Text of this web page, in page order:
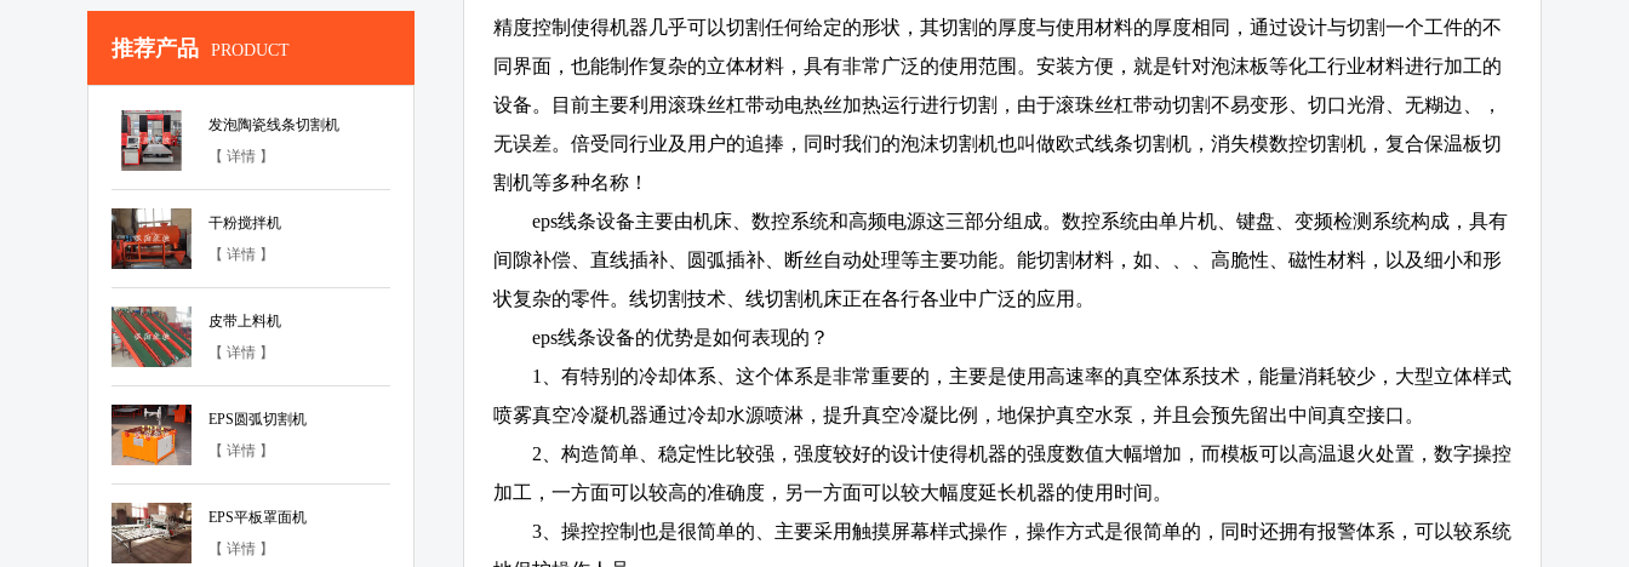
推荐产品 PRODUCT
发泡陶瓷线条切割机
【 详情 】
干粉搅拌机
【 详情 】
皮带上料机
【 详情 】
EPS圆弧切割机
【 详情 】
EPS平板罩面机
【 详情 】
精度控制使得机器几乎可以切割任何给定的形状，其切割的厚度与使用材料的厚度相同，通过设计与切割一个工件的不
同界面，也能制作复杂的立体材料，具有非常广泛的使用范围。安装方便，就是针对泡沫板等化工行业材料进行加工的
设备。目前主要利用滚珠丝杠带动电热丝加热运行进行切割，由于滚珠丝杠带动切割不易变形、切口光滑、无糊边、，
无误差。倍受同行业及用户的追捧，同时我们的泡沫切割机也叫做欧式线条切割机，消失模数控切割机，复合保温板切
割机等多种名称！
eps线条设备主要由机床、数控系统和高频电源这三部分组成。数控系统由单片机、键盘、变频检测系统构成，具有
间隙补偿、直线插补、圆弧插补、断丝自动处理等主要功能。能切割材料，如、、、高脆性、磁性材料，以及细小和形
状复杂的零件。线切割技术、线切割机床正在各行各业中广泛的应用。
eps线条设备的优势是如何表现的？
1、有特别的冷却体系、这个体系是非常重要的，主要是使用高速率的真空体系技术，能量消耗较少，大型立体样式
喷雾真空冷凝机器通过冷却水源喷淋，提升真空冷凝比例，地保护真空水泵，并且会预先留出中间真空接口。
2、构造简单、稳定性比较强，强度较好的设计使得机器的强度数值大幅增加，而模板可以高温退火处置，数字操控
加工，一方面可以较高的准确度，另一方面可以较大幅度延长机器的使用时间。
3、操控控制也是很简单的、主要采用触摸屏幕样式操作，操作方式是很简单的，同时还拥有报警体系，可以较系统